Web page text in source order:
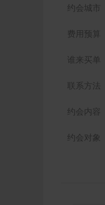
约会城市
费用预算
谁来买单
联系方法
约会内容
约会对象